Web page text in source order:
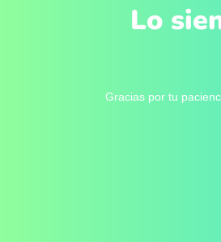
Lo
Gracias por tu